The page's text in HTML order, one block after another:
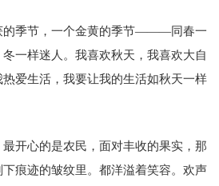
的季节，一个金黄的季节———同春一
一样迷人。我喜欢秋天，我喜欢大自
爱生活，我要让我的生活如秋天一样
开心的是农民，面对丰收的果实，那
痕迹的皱纹里。都洋溢着笑容。欢声